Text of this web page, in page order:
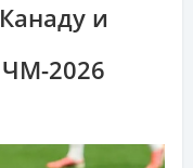
и
2026